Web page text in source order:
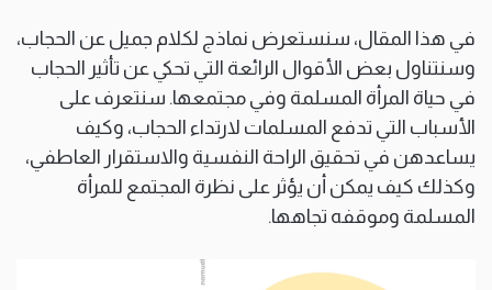
في هذا المقال، سنستعرض نماذج لكلام جميل عن الحجاب،
وسنتناول بعض الأقوال الرائعة التي تحكي عن تأثير الحجاب
في حياة المرأة المسلمة وفي مجتمعها. سنتعرف على
الأسباب التي تدفع المسلمات لارتداء الحجاب، وكيف
يساعدهن في تحقيق الراحة النفسية والاستقرار العاطفي،
وكذلك كيف يمكن أن يؤثر على نظرة المجتمع للمرأة
المسلمة وموقفه تجاهها.